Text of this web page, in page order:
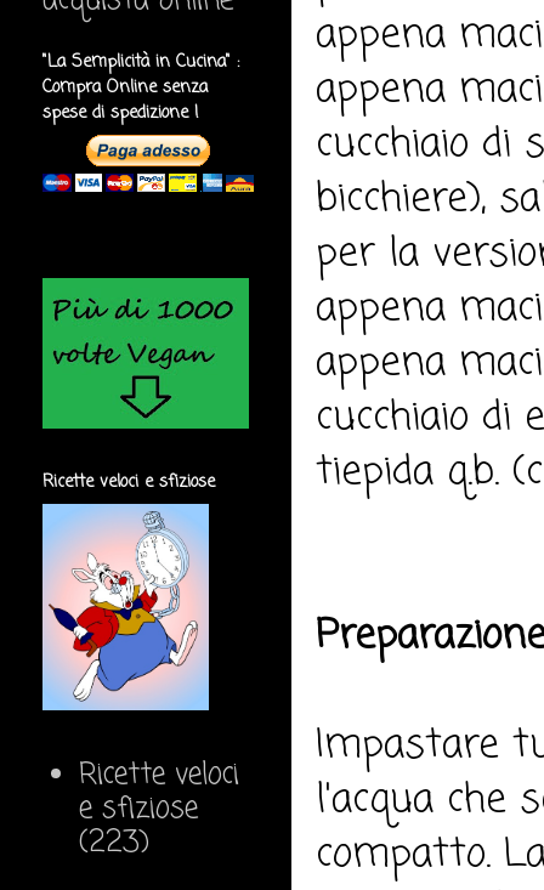
appena
appena
cucchiaio di
bicchiere),
per la
appena
appena
cucchiaio di
tiepida q.b.
Impastare
l'acqua che
compatto.
"La Semplicità in Cucina" :
Compra Online senza
spese di spedizione !
Ricette veloci e sfiziose
Ricette veloci
e sfiziose
(223)